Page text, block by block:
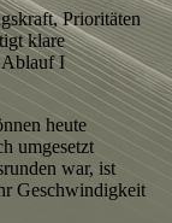
Prioritäten
klare
Ablauf I
heute
umgesetzt
war, ist
Geschwindigkeit